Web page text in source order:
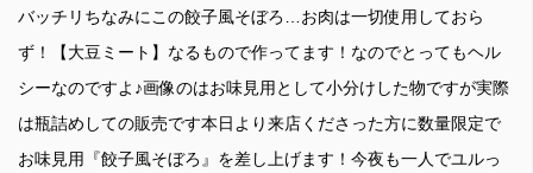
バッチリちなみにこの餃子風そぼろ…お肉は一切使用しておら
ず！【大豆ミート】なるもので作ってます！なのでとってもヘル
シーなのですよ♪画像のはお味見用として小分けした物ですが実際
は瓶詰めしての販売です本日より来店くださった方に数量限定で
お味見用『餃子風そぼろ』を差し上げます！今夜も一人でユルっ